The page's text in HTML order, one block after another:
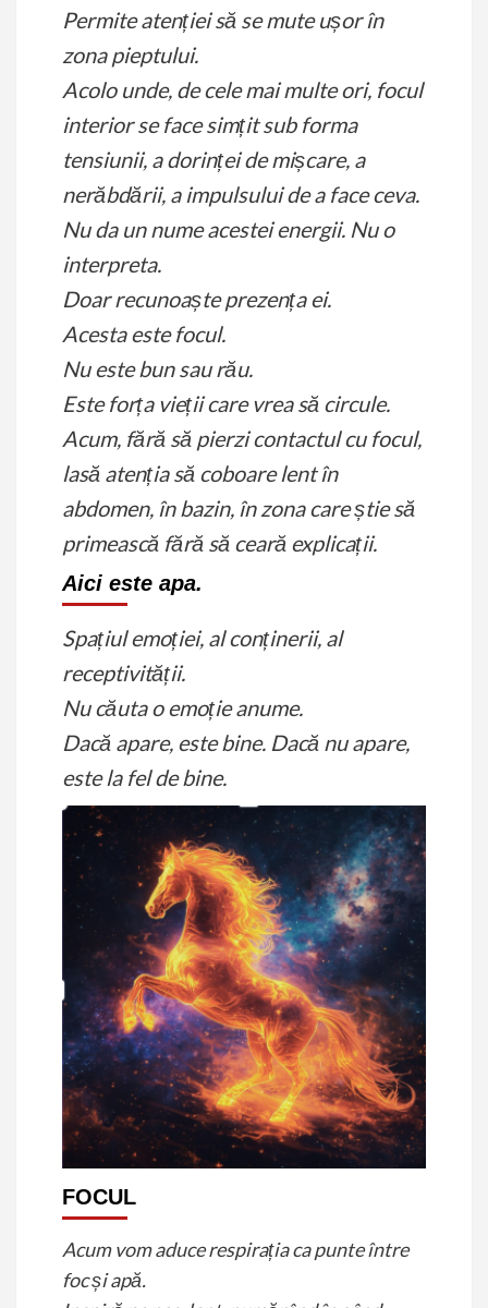
Permite atenției să se mute ușor în
zona pieptului.
Acolo unde, de cele mai multe ori, focul
interior se face simțit sub forma
tensiunii, a dorinței de mișcare, a
nerăbdării, a impulsului de a face ceva.
Nu da un nume acestei energii. Nu o
interpreta.
Doar recunoaște prezența ei.
Acesta este focul.
Nu este bun sau rău.
Este forța vieții care vrea să circule.
Acum, fără să pierzi contactul cu focul,
lasă atenția să coboare lent în
abdomen, în bazin, în zona care știe să
primească fără să ceară explicații.
Aici este apa.
Spațiul emoției, al conținerii, al
receptivității.
Nu căuta o emoție anume.
Dacă apare, este bine. Dacă nu apare,
este la fel de bine.
FOCUL
Acum vom aduce respirația ca punte între
foc și apă.